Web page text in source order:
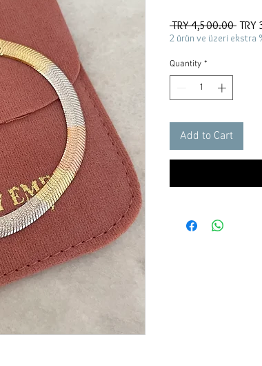
TRY 4,500.00
Price
2 ürün ve üzeri ekstra
Quantity *
Add to Cart